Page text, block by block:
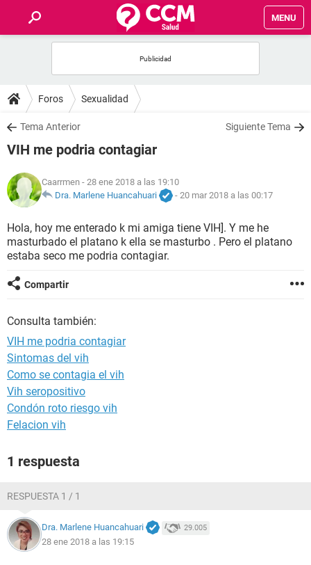
MENU
FOROS
SALUD
NUTRICIÓN
BIENESTAR
Foros Sexualidad
Tema Anterior Siguiente Tema
VIH me podria contagiar
Caarrmen - 28 ene 2018 a las 19:10
Dra. Marlene Huancahuari
- 20 mar 2018 a las 00:17
Hola, hoy me enterado k mi amiga tiene VIH]. Y me he
masturbado el platano k ella se masturbo . Pero el platano
estaba seco me podria contagiar.
Compartir
Consulta también:
VIH me podria contagiar
Sintomas del vih
Como se contagia el vih
Vih seropositivo
Condón roto riesgo vih
Felacion vih
1 respuesta
RESPUESTA 1 / 1
Dra. Marlene Huancahuari 29.005
28 ene 2018 a las 19:15